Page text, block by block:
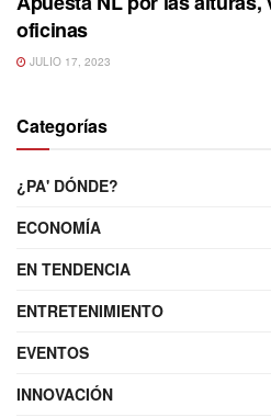
oficinas
JULIO 17, 2023
Categorías
¿PA' DÓNDE?
ECONOMÍA
EN TENDENCIA
ENTRETENIMIENTO
EVENTOS
INNOVACIÓN